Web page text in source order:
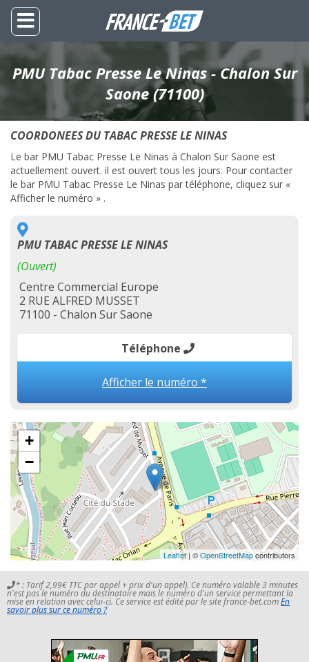
PMU Tabac Presse Le Ninas - Chalon Sur
Saone (71100)
COORDONEES DU TABAC PRESSE LE NINAS
Le bar PMU Tabac Presse Le Ninas à Chalon Sur Saone est
actuellement ouvert. il est ouvert tous les jours. Pour contacter
le bar PMU Tabac Presse Le Ninas par téléphone, cliquez sur «
Afficher le numéro » .
PMU TABAC PRESSE LE NINAS
(Ouvert)
Centre Commercial Europe
2 RUE ALFRED MUSSET
71100 - Chalon Sur Saone
Téléphone
Afficher le numéro *
+
−
Leaflet| ©OpenStreetMapcontributors
* : Tarif 2,99€ TTC par appel + prix d'un appel). Ce numéro valable 3 minutes
n'est pas le numéro du destinataire mais le numéro d'un service permettant la
mise en relation avec celui-ci. Ce service est édité par le site france-bet.comEn
savoir plus sur ce numéro ?